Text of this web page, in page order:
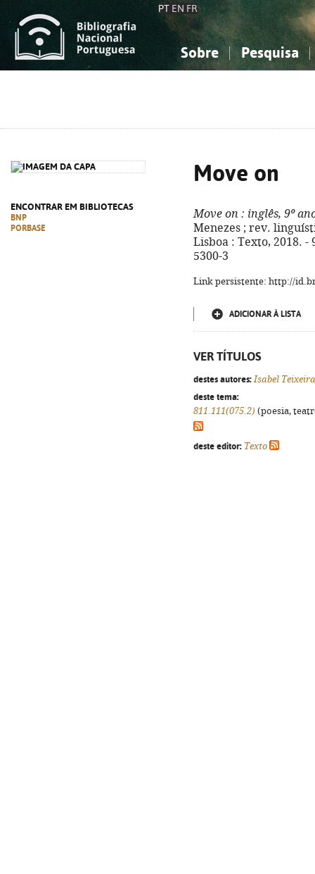
PT EN FR
Sobre Pesquisa
ENCONTRAR EM BIBLIOTECAS
BNP
PORBASE
Move on
Move on : inglês, 9º
Menezes ; rev.
Lisboa : Texto, 2018. -
5300-3
Link persistente: http://
ADICIONAR À LISTA
VER TÍTULOS
destes autores: Isabel Teixeira
deste tema:
811.111(075.2) (poesia,
deste editor: Texto